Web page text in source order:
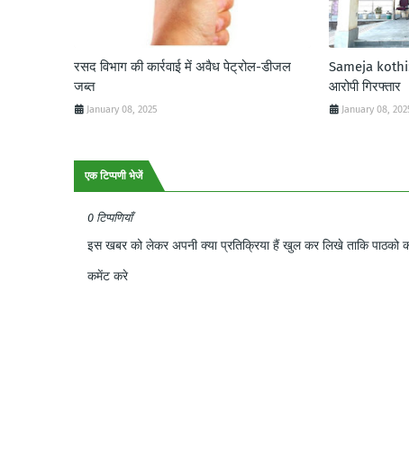
रसद विभाग की कार्रवाई में अवैध पेट्रोल-डीजल
जब्त
January 08, 2025
Sameja
आरोपी गिरफ्तार
January 08,
एक टिप्पणी भेजें
0 टिप्पणियाँ
इस खबर को लेकर अपनी क्या प्रतिक्रिया हैं खुल कर लिखे ताकि पाठको
कमेंट करे